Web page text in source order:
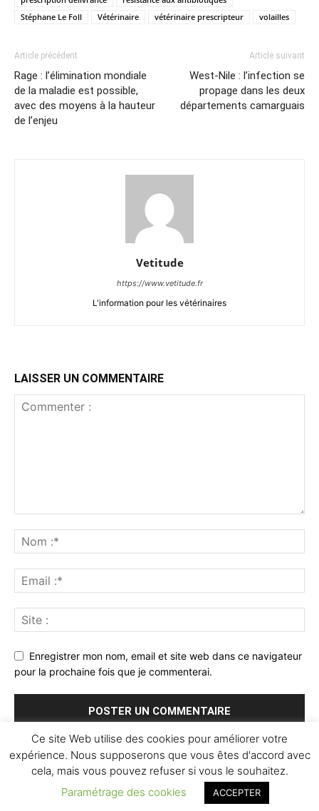
Stéphane Le Foll
Vétérinaire vétérinaire prescripteur volailles
Article précédent
Rage : l’élimination mondiale
de la maladie est possible,
avec des moyens à la hauteur
de l’enjeu
Article suivant
West-Nile : l’infection se
propage dans les deux
départements camarguais
Vetitude
https://www.vetitude.fr
L'information pour les vétérinaires
LAISSER UN COMMENTAIRE
Enregistrer mon nom, email et site web dans ce navigateur
pour la prochaine fois que je commenterai.
© Newspaper WordPress Theme by TagDiv
Ce site Web utilise des cookies pour améliorer votre
expérience. Nous supposerons que vous êtes d'accord avec
cela, mais vous pouvez refuser si vous le souhaitez.
Paramétrage des cookies
ACCEPTER